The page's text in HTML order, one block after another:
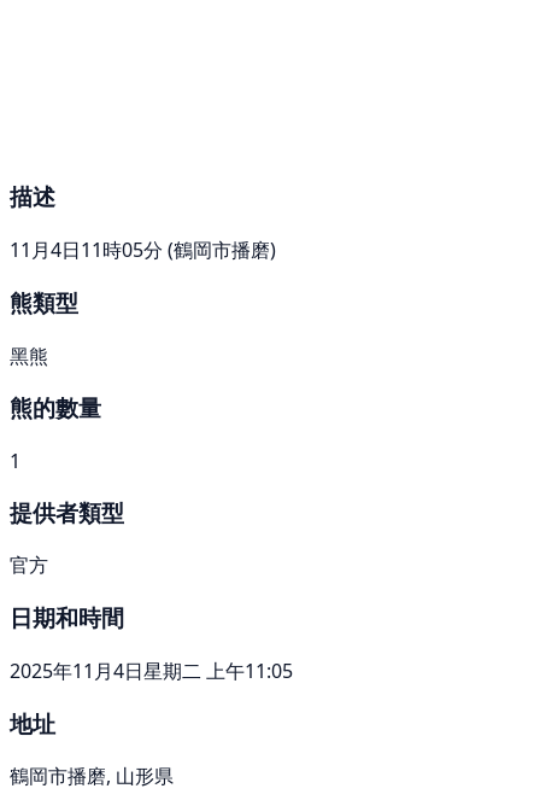
描述
11月4日11時05分 (鶴岡市播磨)
熊類型
黑熊
熊的數量
1
提供者類型
官方
日期和時間
2025年11月4日星期二 上午11:05
地址
鶴岡市播磨, 山形県